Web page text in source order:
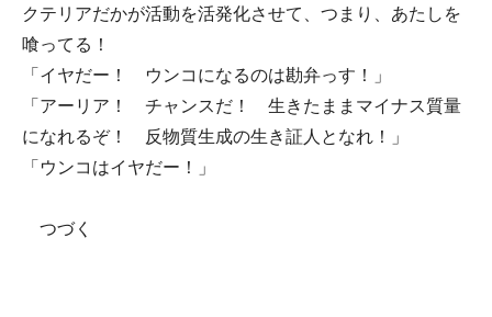
クテリアだかが活動を活発化させて、つまり、あたしを
喰ってる！
「イヤだー！ ウンコになるのは勘弁っす！」
「アーリア！ チャンスだ！ 生きたままマイナス質量
になれるぞ！ 反物質生成の生き証人となれ！」
「ウンコはイヤだー！」
つづく